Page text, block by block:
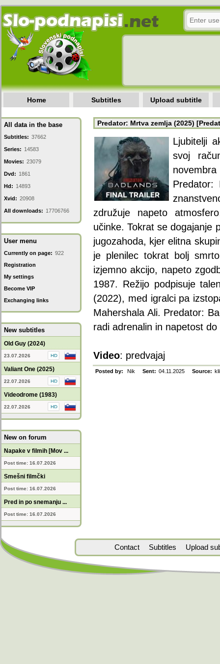
Home Subtitles Upload subtitle
All data in the base
Subtitles: 37662
Series: 14583
Movies: 23079
Dvd: 1861
Hd: 14893
Xvid: 20908
All downloads: 17706766
User menu
Currently on page: 922
Registration
My settings
Become VIP
Exchanging links
New subtitles
Old Guy (2024)
23.07.2026
Valiant One (2025)
22.07.2026
Videodrome (1983)
22.07.2026
New on forum
Napake v filmih [Mov ...
Post time: 16.07.2026
Smešni filmčki
Post time: 16.07.2026
Pred in po snemanju ...
Post time: 16.07.2026
Predator: Mrtva zemlja (2025)
Ljubitelji
svoj
Predator:
združuje napeto
učinke. Tokrat se dogajanje
jugozahoda, kjer elitna
je plenilec tokrat bolj
izjemno akcijo, napeto
1987. Režijo podpisuje
(2022), med igralci pa
Mahershala Ali. Predator:
radi adrenalin in napetost
Video: predvajaj
Posted by: Nik Sent: 04.11.2025 Source:
Contact Subtitles Upload